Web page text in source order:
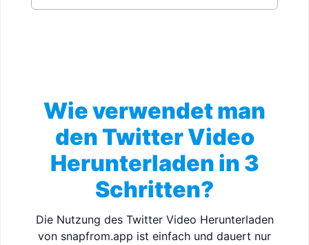
Wie verwendet man
den Twitter Video
Herunterladen in 3
Schritten?
Die Nutzung des Twitter Video Herunterladen
von snapfrom.app ist einfach und dauert nur